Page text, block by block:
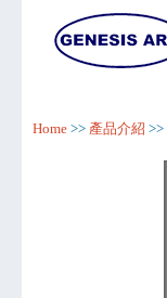
Home >> 產品介紹 >>